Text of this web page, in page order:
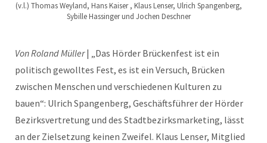
(v.l.) Thomas Weyland, Hans Kaiser , Klaus Lenser, Ulrich Spangenberg,
Sybille Hassinger und Jochen Deschner
Von Roland Müller| „Das Hörder Brückenfest ist ein
politisch gewolltes Fest, es ist ein Versuch, Brücken
zwischen Menschen und verschiedenen Kulturen zu
bauen“: Ulrich Spangenberg, Geschäftsführer der Hörder
Bezirksvertretung und des Stadtbezirksmarketing, lässt
an der Zielsetzung keinen Zweifel. Klaus Lenser, Mitglied